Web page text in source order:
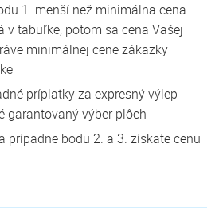
1. menší než minimálna cena
v tabuľke, potom sa cena Vašej
minimálnej cene zákazky
príplatky za expresný výlep
garantovaný výber plôch
prípadne bodu 2. a 3. získate cenu